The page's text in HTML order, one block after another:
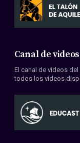
Canal de
El canal de videos del
todos los videos